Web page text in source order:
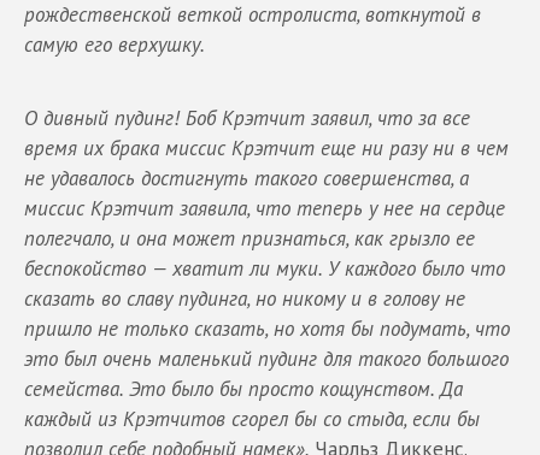
рождественской веткой остролиста, воткнутой в
самую его верхушку.
О дивный пудинг! Боб Крэтчит заявил, что за все
время их брака миссис Крэтчит еще ни разу ни в чем
не удавалось достигнуть такого совершенства, а
миссис Крэтчит заявила, что теперь у нее на сердце
полегчало, и она может признаться, как грызло ее
беспокойство — хватит ли муки. У каждого было что
сказать во славу пудинга, но никому и в голову не
пришло не только сказать, но хотя бы подумать, что
это был очень маленький пудинг для такого большого
семейства. Это было бы просто кощунством. Да
каждый из Крэтчитов сгорел бы со стыда, если бы
позволил себе подобный намек». Чарльз Диккенс.